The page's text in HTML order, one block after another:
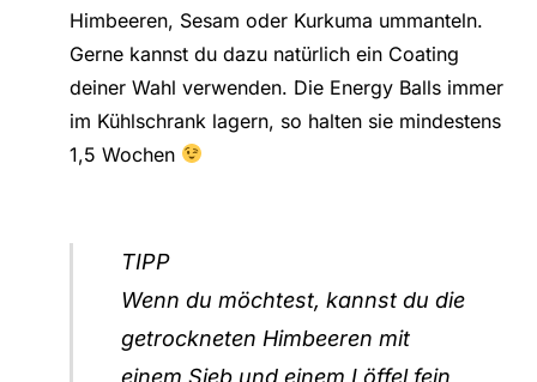
Himbeeren, Sesam oder Kurkuma ummanteln.
Gerne kannst du dazu natürlich ein Coating
deiner Wahl verwenden. Die Energy Balls immer
im Kühlschrank lagern, so halten sie mindestens
1,5 Wochen
TIPP
Wenn du möchtest, kannst du die
getrockneten Himbeeren mit
einem Sieb und einem Löffel fein